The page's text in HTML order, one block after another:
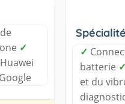
✓
✓
batterie ✓
et du